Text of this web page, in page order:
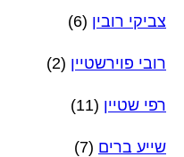
צביקי רובין (6)
רובי פוירשטיין (2)
רפי שטיין (11)
שייע ברים (7)